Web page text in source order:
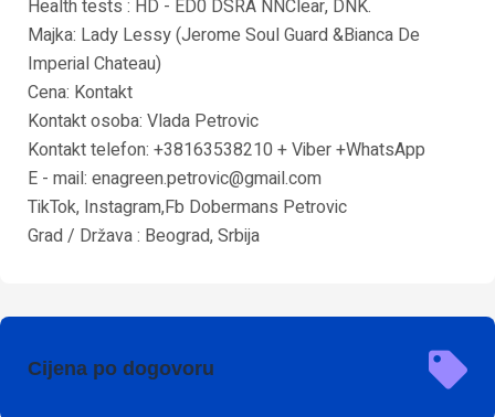
Health tests : HD - ED0 DSRA NNClear, DNK.
Majka: Lady Lessy (Jerome Soul Guard &Bianca De
Imperial Chateau)
Cena: Kontakt
Kontakt osoba: Vlada Petrovic
Kontakt telefon: +38163538210 + Viber +WhatsApp
E - mail: enagreen.petrovic@gmail.com
TikTok, Instagram,Fb Dobermans Petrovic
Grad / Država : Beograd, Srbija
Cijena po dogovoru